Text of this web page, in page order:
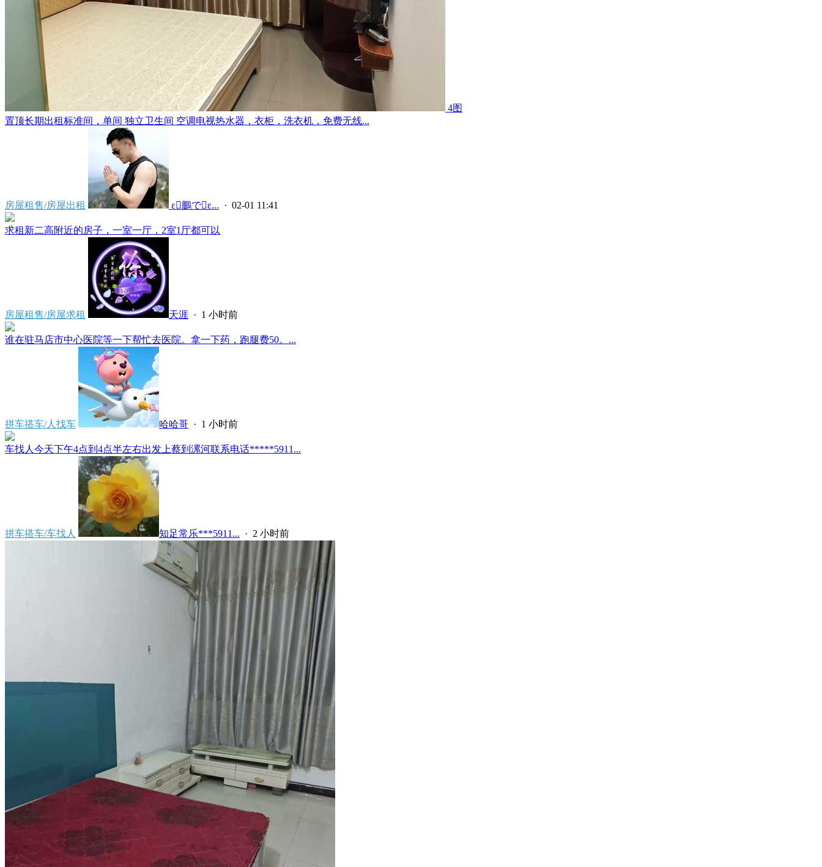
4图
置顶长期出租标准间，单间 独立卫生间 空调电视热水器，衣柜，洗衣机，免费无线...
房屋租售/房屋出租  ε鵬でε... · 02-01 11:41
求租新二高附近的房子，一室一厅，2室1厅都可以
房屋租售/房屋求租 天涯 · 1 小时前
谁在驻马店市中心医院等一下帮忙去医院。拿一下药，跑腿费50。...
拼车搭车/人找车 哈哈哥 · 1 小时前
车找人今天下午4点到4点半左右出发上蔡到漯河联系电话*****5911...
拼车搭车/车找人 知足常乐***5911... · 2 小时前